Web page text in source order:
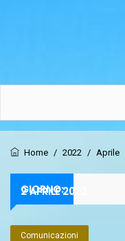
Home / 2022 / Aprile
GIORNO:
2 APRILE 2022
Comunicazioni